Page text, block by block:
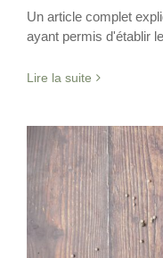
Un article complet
ayant permis d'établir
Lire la suite
Que